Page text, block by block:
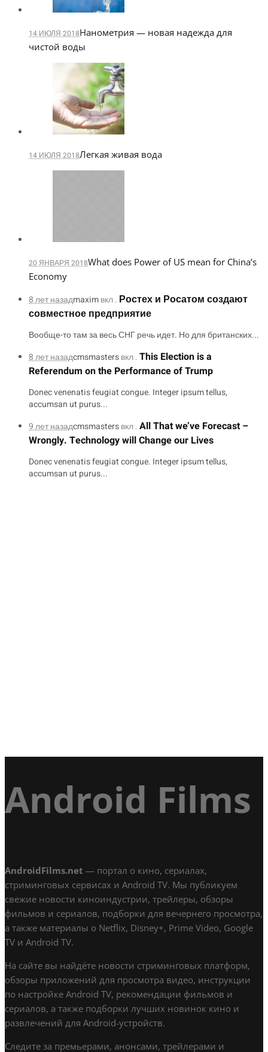
14 ИЮЛЯ 2018Нанометрия — новая надежда для
чистой воды
14 ИЮЛЯ 2018Легкая живая вода
20 ЯНВАРЯ 2018What does Power of US mean for China’s
Economy
8 лет назадmaximвкл . Ростех и Росатом создают
совместное предприятие
Вообще-то там за весь СНГ речь идет. Но для британских...
8 лет назадcmsmastersвкл .This Election is a
Referendum on the Performance of Trump
Donec venenatis feugiat congue. Integer ipsum tellus,
accumsan ut purus...
9 лет назадcmsmastersвкл .All That we’ve Forecast –
Wrongly. Technology will Change our Lives
Donec venenatis feugiat congue. Integer ipsum tellus,
accumsan ut purus...
Android Films
AndroidFilms.net — портал о кино, сериалах,
стриминговых сервисах и Android TV. Мы публикуем
свежие новости киноиндустрии, трейлеры, обзоры
фильмов и сериалов, подборки для вечернего просмотра,
а также материалы о Netflix, Disney+, Prime Video, Google
TV и Android TV.
На сайте вы найдёте новости стриминговых платформ,
обзоры приложений для просмотра видео, инструкции
по настройке Android TV, рекомендации фильмов и
сериалов, а также подборки лучших новинок кино и
развлечений для Android-устройств.
Следите за премьерами, анонсами, трейлерами и